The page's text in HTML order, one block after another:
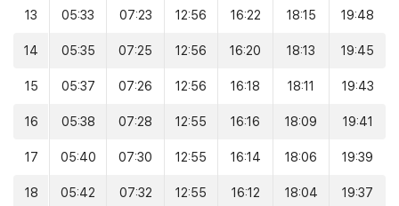
13 05:33 07:23 12:56 16:22 18:15 19:48
14 05:35 07:25 12:56 16:20 18:13 19:45
15 05:37 07:26 12:56 16:18 18:11 19:43
16 05:38 07:28 12:55 16:16 18:09 19:41
17 05:40 07:30 12:55 16:14 18:06 19:39
18 05:42 07:32 12:55 16:12 18:04 19:37